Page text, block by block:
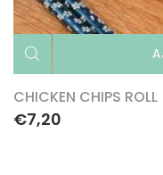
CHICKEN CHIPS ROLL
€7,20